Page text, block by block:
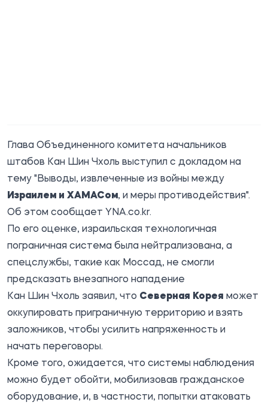
Глава Объединенного комитета начальников
штабов Кан Шин Чхоль выступил с докладом на
тему "Выводы, извлеченные из войны между
Израилем и ХАМАСом, и меры противодействия".
Об этом сообщает YNA.co.kr.
По его оценке, израильская технологичная
пограничная система была нейтрализована, а
спецслужбы, такие как Моссад, не смогли
предсказать внезапного нападение
Кан Шин Чхоль заявил, что Северная Корея может
оккупировать приграничную территорию и взять
заложников, чтобы усилить напряженность и
начать переговоры.
Кроме того, ожидается, что системы наблюдения
можно будет обойти, мобилизовав гражданское
оборудование, и, в частности, попытки атаковать